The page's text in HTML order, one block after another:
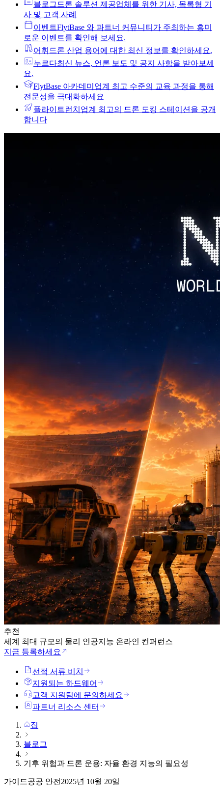
블로그 드론 솔루션 제공업체를 위한 기사, 목록형 기
사 및 고객 사례
이벤트FlytBase 와 파트너 커뮤니티가 주최하는 흥미
로운 이벤트를 확인해 보세요.
어휘 드론 산업 용어에 대한 최신 정보를 확인하세요.
누르다최신 뉴스, 언론 보도 및 공지 사항을 받아보세
요.
FlytBase 아카데미 업계 최고 수준의 교육 과정을 통해
전문성을 극대화하세요
플라이트런치 업계 최고의 드론 도킹 스테이션을 공개
합니다
추천
세계 최대 규모의 물리 인공지능 온라인 컨퍼런스
지금 등록하세요
선적 서류 비치
지원되는 하드웨어
고객 지원팀에 문의하세요
파트너 리소스 센터
집
블로그
기후 위험과 드론 운용: 자율 환경 지능의 필요성
가이드공공 안전 2025년 10월 20일